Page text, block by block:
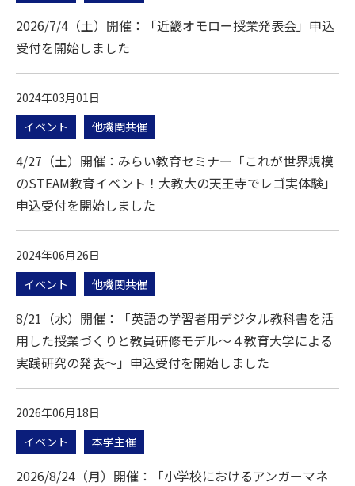
2026/7/4（土）開催：「近畿オモロー授業発表会」申込
受付を開始しました
2024年03月01日
イベント
他機関共催
4/27（土）開催：みらい教育セミナー「これが世界規模
のSTEAM教育イベント！大教大の天王寺でレゴ実体験」
申込受付を開始しました
2024年06月26日
イベント
他機関共催
8/21（水）開催：「英語の学習者用デジタル教科書を活
用した授業づくりと教員研修モデル～４教育大学による
実践研究の発表～」申込受付を開始しました
2026年06月18日
イベント
本学主催
2026/8/24（月）開催：「小学校におけるアンガーマネ